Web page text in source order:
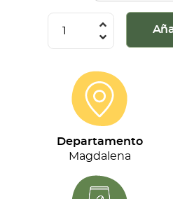
(500G)
cantidad
Departamento
Magdalena